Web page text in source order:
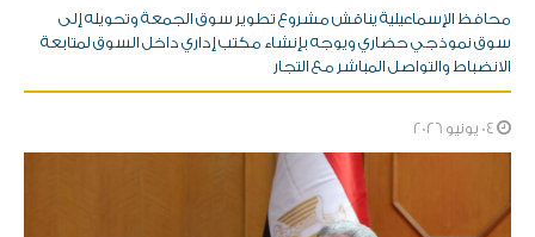
محافظ الإسماعيلية يناقش مشروع تطوير سوق الجمعة وتحويله إلى
سوق نموذجي حضاري ويوجه بإنشاء مكتب إداري داخل السوق لمتابعة
الانضباط والتواصل المباشر مع التجار